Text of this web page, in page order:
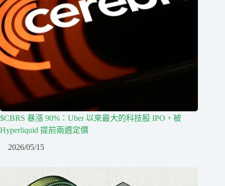
$CBRS 暴漲 90%：Uber 以來最大的科技股 IPO，被
Hyperliquid 提前兩週定價
2026/05/15